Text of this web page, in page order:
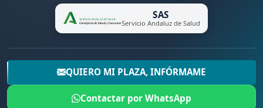
SAS
Servicio Andaluz de Salud
QUIERO MI PLAZA, INFÓRMAME
Contactar por WhatsApp